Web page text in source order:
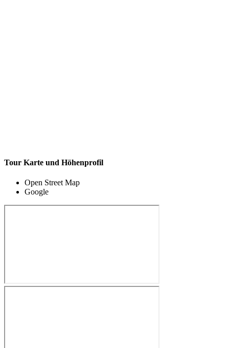
Tour Karte und Höhenprofil
Open Street Map
Google